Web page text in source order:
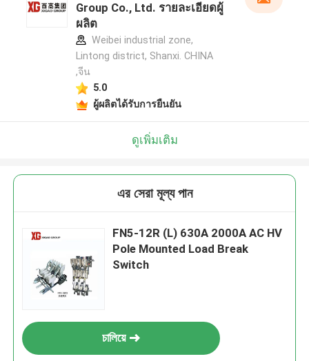
Group Co., Ltd. รายละเอียดผู้
ผลิต
Weibei industrial zone,
Lintong district, Shanxi. CHINA
,จีน
5.0
ผู้ผลิตได้รับการยืนยัน
ดูเพิ่มเติม
এর সেরা মূল্য পান
FN5-12R (L) 630A 2000A AC HV
Pole Mounted Load Break
Switch
চালিয়ে